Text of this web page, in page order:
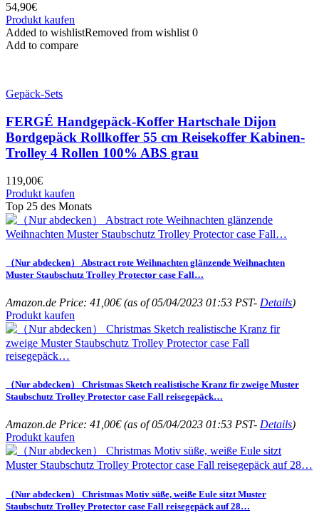
54,90€
Produkt kaufen
Added to wishlistRemoved from wishlist 0
Add to compare
Gepäck-Sets
FERGÉ Handgepäck-Koffer Hartschale Dijon
Bordgepäck Rollkoffer 55 cm Reisekoffer Kabinen-
Trolley 4 Rollen 100% ABS grau
119,00€
Produkt kaufen
Top 25 des Monats
（Nur abdecken） Abstract rote Weihnachten glänzende Weihnachten
Muster Staubschutz Trolley Protector case Fall…
Amazon.de Price: 41,00€(as of 05/04/2023 01:53 PST- Details)
Produkt kaufen
（Nur abdecken） Christmas Sketch realistische Kranz fir zweige Muster
Staubschutz Trolley Protector case Fall reisegepäck…
Amazon.de Price: 41,00€(as of 05/04/2023 01:53 PST- Details)
Produkt kaufen
（Nur abdecken） Christmas Motiv süße, weiße Eule sitzt Muster
Staubschutz Trolley Protector case Fall reisegepäck auf 28…